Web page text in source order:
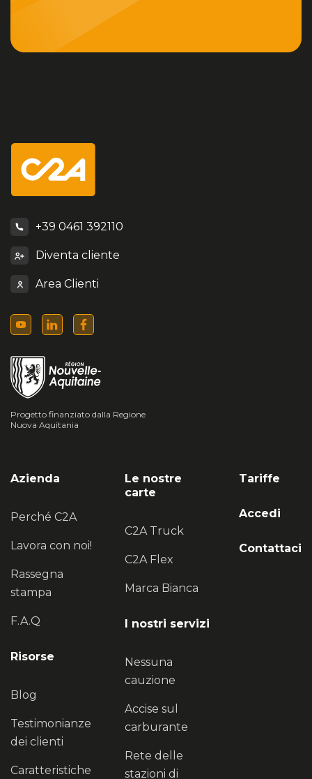
+39 0461 392110
Diventa cliente
Area Clienti
Progetto finanziato dalla Regione
Nuova Aquitania
Azienda
Perché C2A
Lavora con noi!
Rassegna
stampa
F.A.Q
Risorse
Blog
Testimonianze
dei clienti
Caratteristiche
Le nostre
carte
C2A Truck
C2A Flex
Marca Bianca
I nostri servizi
Nessuna
cauzione
Accise sul
carburante
Rete delle
stazioni di
Tariffe
Accedi
Contattaci